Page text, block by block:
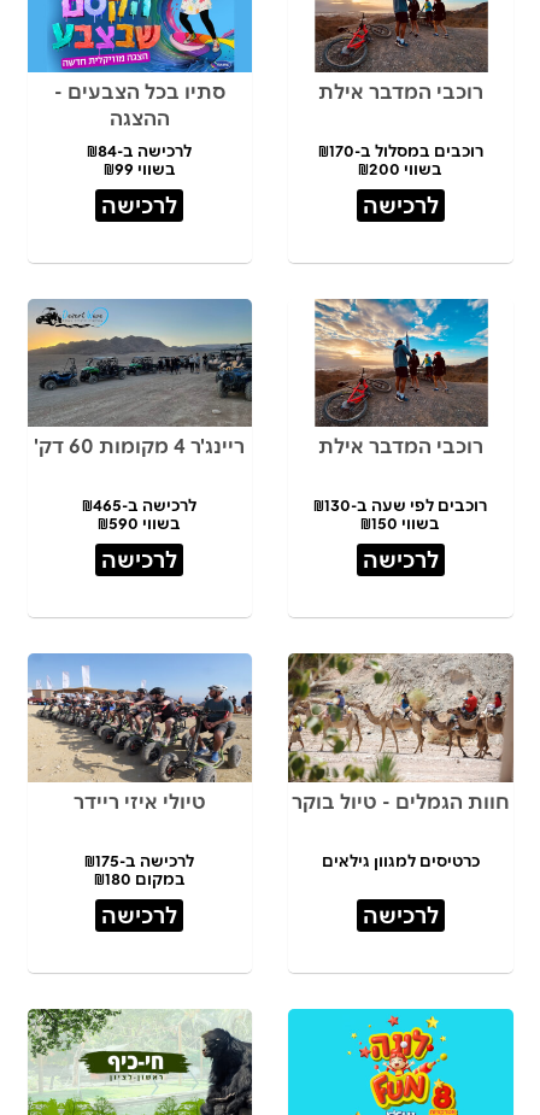
רוכבי המדבר אילת
רוכבים במסלול ב-₪170
בשווי ₪200
לרכישה
סתיו בכל הצבעים -
ההצגה
לרכישה ב-₪84
בשווי ₪99
לרכישה
רוכבי המדבר אילת
רוכבים לפי שעה ב-₪130
בשווי ₪150
לרכישה
ריינג'ר 4 מקומות 60 דק'
לרכישה ב-₪465
בשווי ₪590
לרכישה
חוות הגמלים - טיול בוקר
כרטיסים למגוון גילאים
לרכישה
טיולי איזי ריידר
לרכישה ב-₪175
במקום ₪180
לרכישה